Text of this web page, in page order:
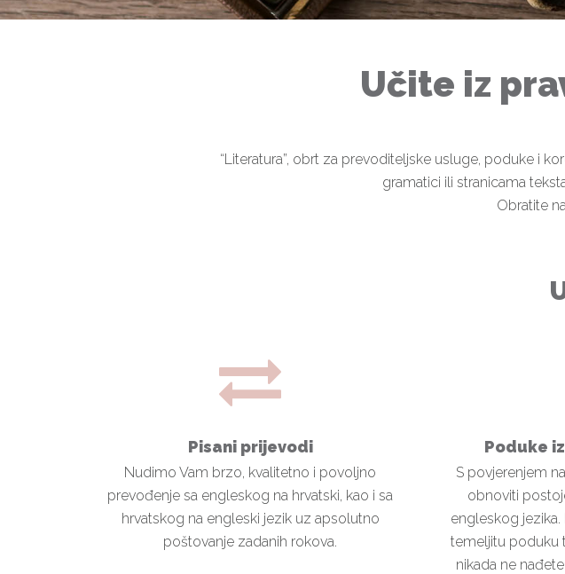
Učite iz
“Literatura”, obrt za prevoditeljske usluge, poduke i
gramatici ili stranicama
Obratite
Pisani prijevodi
Nudimo Vam brzo, kvalitetno i povoljno
prevođenje sa engleskog na hrvatski, kao i sa
hrvatskog na engleski jezik uz apsolutno
poštovanje zadanih rokova.
Poduke
S povjerenjem
obnoviti
engleskog jezika.
temeljitu poduku
nikada ne